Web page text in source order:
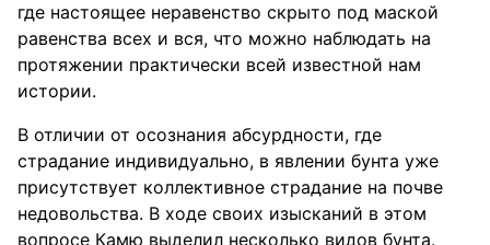
где настоящее неравенство скрыто под маской
равенства всех и вся, что можно наблюдать на
протяжении практически всей известной нам
истории.
В отличии от осознания абсурдности, где
страдание индивидуально, в явлении бунта уже
присутствует коллективное страдание на почве
недовольства. В ходе своих изысканий в этом
вопросе Камю выделил несколько видов бунта.